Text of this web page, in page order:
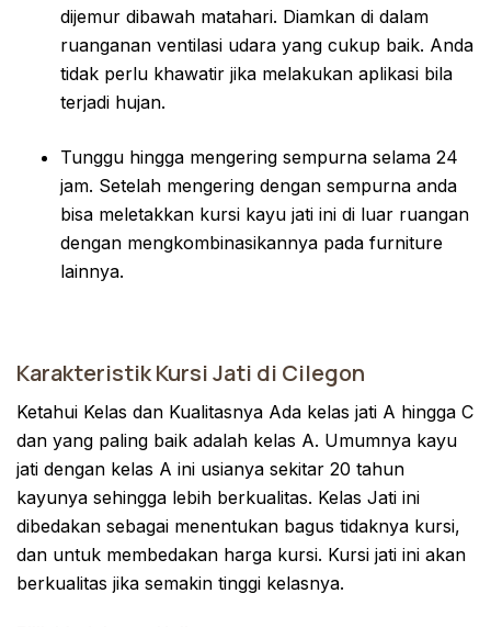
dijemur dibawah matahari. Diamkan di dalam
ruanganan ventilasi udara yang cukup baik. Anda
tidak perlu khawatir jika melakukan aplikasi bila
terjadi hujan.
Tunggu hingga mengering sempurna selama 24
jam. Setelah mengering dengan sempurna anda
bisa meletakkan kursi kayu jati ini di luar ruangan
dengan mengkombinasikannya pada furniture
lainnya.
Karakteristik Kursi Jati di Cilegon
Ketahui Kelas dan Kualitasnya Ada kelas jati A hingga C
dan yang paling baik adalah kelas A. Umumnya kayu
jati dengan kelas A ini usianya sekitar 20 tahun
kayunya sehingga lebih berkualitas. Kelas Jati ini
dibedakan sebagai menentukan bagus tidaknya kursi,
dan untuk membedakan harga kursi. Kursi jati ini akan
berkualitas jika semakin tinggi kelasnya.